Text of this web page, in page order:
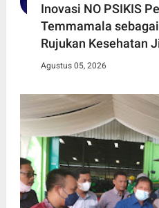
Inovasi NO PSIKIS
Temmamala
Rujukan Kesehatan
Agustus 05, 2026